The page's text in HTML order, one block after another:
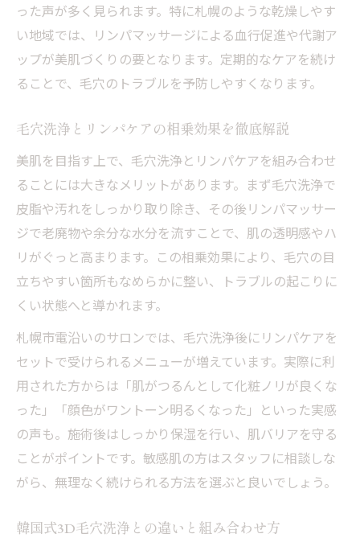
った声が多く見られます。特に札幌のような乾燥しやす
い地域では、リンパマッサージによる血行促進や代謝ア
ップが美肌づくりの要となります。定期的なケアを続け
ることで、毛穴のトラブルを予防しやすくなります。
毛穴洗浄とリンパケアの相乗効果を徹底解説
美肌を目指す上で、毛穴洗浄とリンパケアを組み合わせ
ることには大きなメリットがあります。まず毛穴洗浄で
皮脂や汚れをしっかり取り除き、その後リンパマッサー
ジで老廃物や余分な水分を流すことで、肌の透明感やハ
リがぐっと高まります。この相乗効果により、毛穴の目
立ちやすい箇所もなめらかに整い、トラブルの起こりに
くい状態へと導かれます。
札幌市電沿いのサロンでは、毛穴洗浄後にリンパケアを
セットで受けられるメニューが増えています。実際に利
用された方からは「肌がつるんとして化粧ノリが良くな
った」「顔色がワントーン明るくなった」といった実感
の声も。施術後はしっかり保湿を行い、肌バリアを守る
ことがポイントです。敏感肌の方はスタッフに相談しな
がら、無理なく続けられる方法を選ぶと良いでしょう。
韓国式3D毛穴洗浄との違いと組み合わせ方